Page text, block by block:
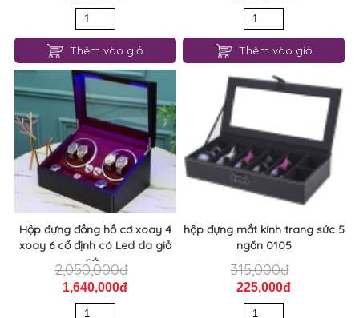
Thêm vào giỏ Thêm vào giỏ
Hộp đựng đồng hồ cơ xoay 4
xoay 6 cố định có Led da giả
cá...
2,050,000đ
1,640,000đ
hộp đựng mắt kính trang sức 5
ngăn 0105
315,000đ
225,000đ